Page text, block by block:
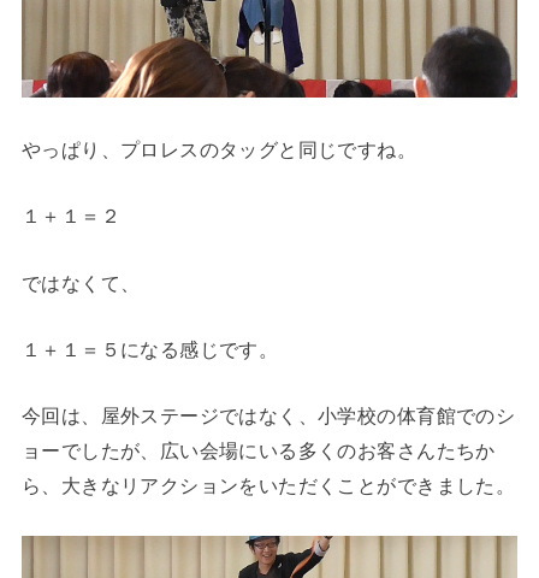
やっぱり、プロレスのタッグと同じですね。
１＋１＝２
ではなくて、
１＋１＝５になる感じです。
今回は、屋外ステージではなく、小学校の体育館でのシ
ョーでしたが、広い会場にいる多くのお客さんたちか
ら、大きなリアクションをいただくことができました。